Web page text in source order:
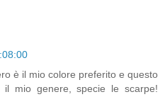
è il mio colore preferito e questo
mio genere, specie le scarpe!